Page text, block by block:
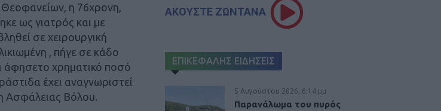
η 76χρονη,
ως γιατρός και με
σε χειρουργική
, πήγε σε κάδο
άφησετο χρηματικό ποσό
έχει αναγνωριστεί
Ασφάλειας Βόλου.
ΑΚΟΥΣΤΕ ΖΩΝΤΑΝΑ
ΕΠΙΚΕΦΑΛΗΣ ΕΙΔΗΣΕΙΣ
5 Αυγούστου 2026, 6:14 μμ
Παρανάλωμα του πυρός